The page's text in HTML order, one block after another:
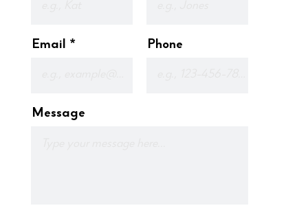
Email Phone
Message